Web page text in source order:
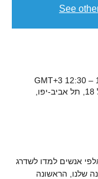
See
תל אביב-יפו, דוד רזיאל 18, תל אביב-יפו,
שנים שאלפי אנשים למדו לשדרג
שלנו, הראשונה